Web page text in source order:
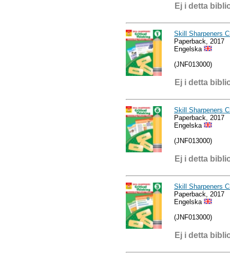
Ej i detta
Skill Sharpeners
Paperback, 2017
Engelska
(JNF013000)
Ej i detta
Skill Sharpeners
Paperback, 2017
Engelska
(JNF013000)
Ej i detta
Skill Sharpeners
Paperback, 2017
Engelska
(JNF013000)
Ej i detta